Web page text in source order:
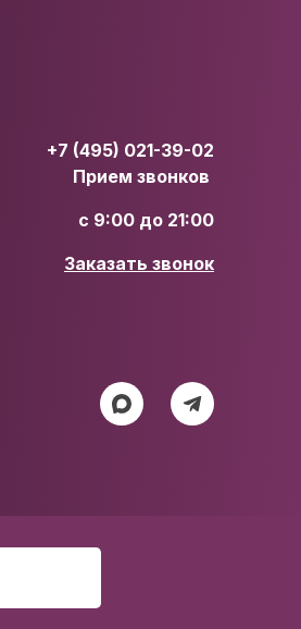
+7 (495) 021-39-02
Прием звонков
с 9:00 до 21:00
Заказать звонок